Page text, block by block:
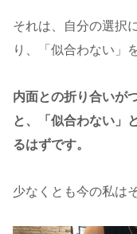
それは、自分の選択
り、「似合わない」
内面との折り合いが
と、「似合わない」
るはずです。
少なくとも今の私は